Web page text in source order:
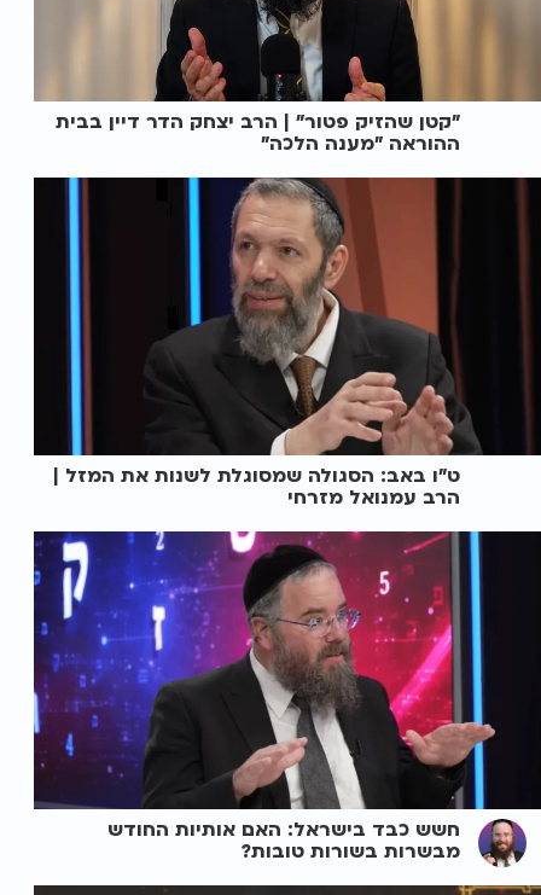
"קטן שהזיק פטור" | הרב יצחק הדר דיין בבית
ההוראה "מענה הלכה"
ט"ו באב: הסגולה שמסוגלת לשנות את המזל |
הרב עמנואל מזרחי
חשש כבד בישראל: האם אותיות החודש
מבשרות בשורות טובות?